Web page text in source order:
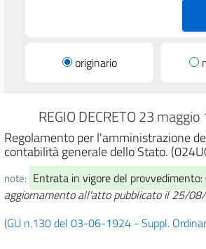
originario
REGIO DECRETO 23
Regolamento per l'amministrazione
contabilità generale dello Stato.
note: Entrata in vigore del
aggiornamento all'atto pubblicato il 25/
(GU n.130 del 03-06-1924 - Suppl.